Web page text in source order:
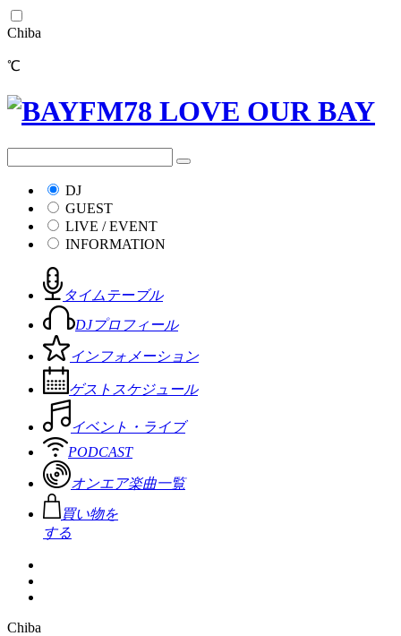
Chiba
℃
DJ
GUEST
LIVE / EVENT
INFORMATION
タイムテーブル
DJプロフィール
インフォメーション
ゲストスケジュール
イベント・ライブ
PODCAST
オンエア楽曲一覧
買い物を
する
Chiba